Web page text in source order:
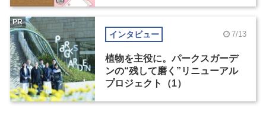
インタビュー 7/13
植物を主役に。パークスガーデ
ンの“残して磨く”リニューアル
プロジェクト（1）
PR